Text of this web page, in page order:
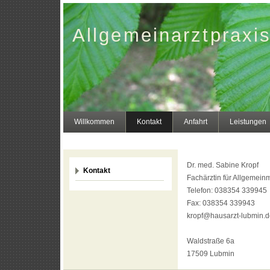
Willkommen Kontakt Anfahrt Leistungen
Kontakt
Dr. med. Sabine Kropf
Fachärztin für
Telefon: 038354 339945
Fax: 038354 339943
kropf@hausarzt-
Waldstraße 6a
17509 Lubmin